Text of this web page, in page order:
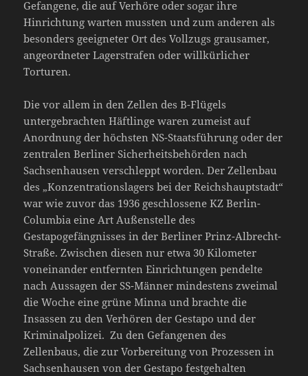
Gefangene, die auf Verhöre oder sogar ihre
Hinrichtung warten mussten und zum anderen als
besonders geeigneter Ort des Vollzugs grausamer,
angeordneter Lagerstrafen oder willkürlicher
Torturen.
Die vor allem in den Zellen des B-Flügels
untergebrachten Häftlinge waren zumeist auf
Anordnung der höchsten NS-Staatsführung oder der
zentralen Berliner Sicherheitsbehörden nach
Sachsenhausen verschleppt worden. Der Zellenbau
des „Konzentrationslagers bei der Reichshauptstadt“
war wie zuvor das 1936 geschlossene KZ Berlin-
Columbia eine Art Außenstelle des
Gestapogefängnisses in der Berliner Prinz-Albrecht-
Straße. Zwischen diesen nur etwa 30 Kilometer
voneinander entfernten Einrichtungen pendelte
nach Aussagen der SS-Männer mindestens zweimal
die Woche eine grüne Minna und brachte die
Insassen zu den Verhören der Gestapo und der
Kriminalpolizei. Zu den Gefangenen des
Zellenbaus, die zur Vorbereitung von Prozessen in
Sachsenhausen von der Gestapo festgehalten